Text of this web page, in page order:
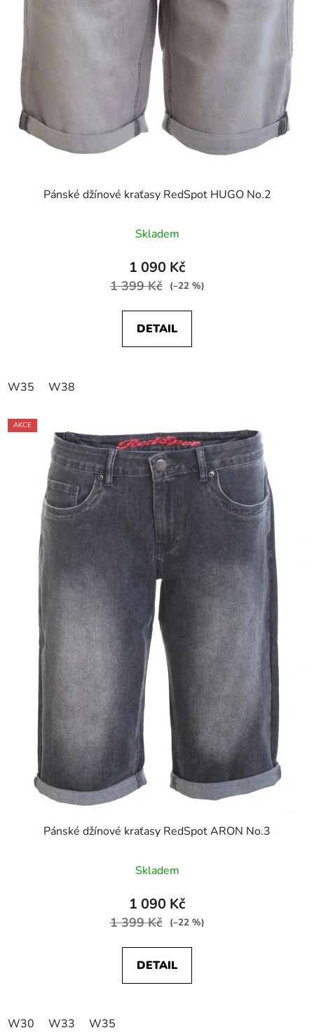
Pánské džínové kraťasy RedSpot HUGO No.2
Skladem
1 090 Kč
1 399 Kč (–22 %)
DETAIL
W35 W38
AKCE
Pánské džínové kraťasy RedSpot ARON No.3
Skladem
1 090 Kč
1 399 Kč (–22 %)
DETAIL
W30 W33 W35